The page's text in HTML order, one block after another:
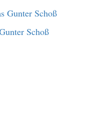
Schoß